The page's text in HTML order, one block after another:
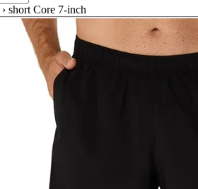
› short Core 7-inch